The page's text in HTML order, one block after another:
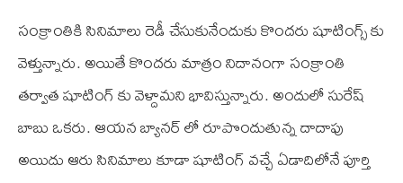
సంక్రాంతికి సినిమాలు రెడీ చేసుకునేందుకు కొందరు షూటింగ్స్‌ కు
వెళ్తున్నారు. అయితే కొందరు మాత్రం నిదానంగా సంక్రాంతి
తర్వాత షూటింగ్‌ కు వెళ్దామని భావిస్తున్నారు. అందులో సురేష్‌
బాబు ఒకరు. ఆయన బ్యానర్‌ లో రూపొందుతున్న దాదాపు
అయిదు ఆరు సినిమాలు కూడా షూటింగ్‌ వచ్చే ఏడాదిలోనే పూర్తి